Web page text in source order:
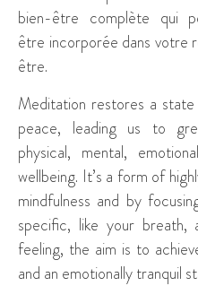
bien-être complète qui
être incorporée dans votre
être.
Meditation restores a
peace, leading us to
physical, mental,
wellbeing. It’s a form of
mindfulness and by
specific, like your
feeling, the aim is to
and an emotionally tranquil